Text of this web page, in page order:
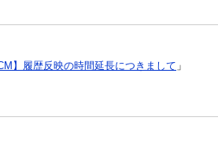
】履歴反映の時間延長につきまして 」